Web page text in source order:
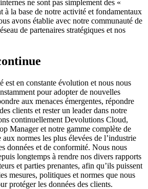
ne sont pas simplement des «
à la base de notre activité et fondamentaux
avons établie avec notre communauté de
de partenaires stratégiques et nos
est en constante évolution et nous nous
pour adopter de nouvelles
aux menaces émergentes, répondre
clients et rester un leader dans notre
continuellement Devolutions Cloud,
Manager et notre gamme complète de
normes les plus élevées de l’industrie
données et de conformité. Nous nous
longtemps à rendre nos divers rapports
et parties prenantes, afin qu’ils puissent
mesures, politiques et normes que nous
protéger les données des clients.